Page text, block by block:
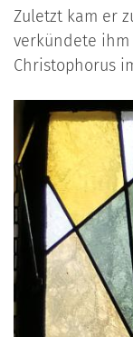
Zuletzt kam er
verkündete
Christophorus